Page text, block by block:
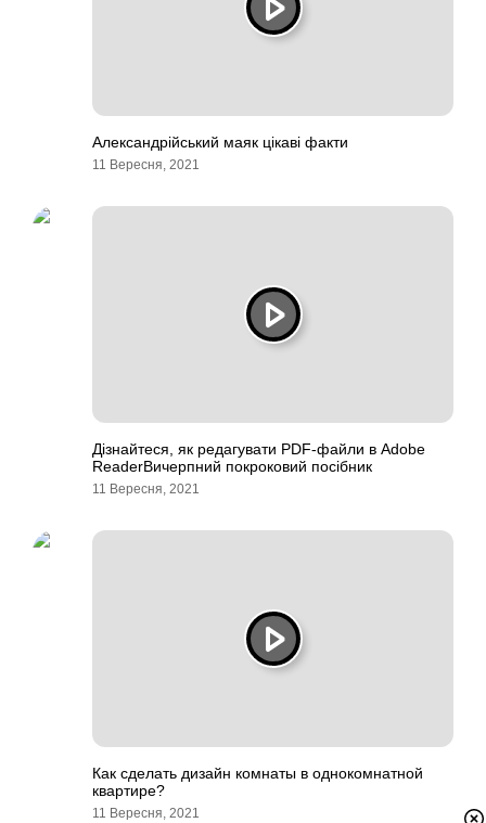
Александрійський маяк цікаві факти
11 Вересня, 2021
Дізнайтеся, як редагувати PDF-файли в Adobe
ReaderВичерпний покроковий посібник
11 Вересня, 2021
Как сделать дизайн комнаты в однокомнатной
квартире?
11 Вересня, 2021